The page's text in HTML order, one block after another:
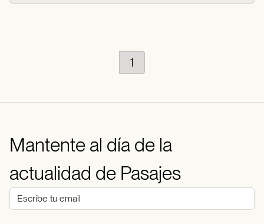
1
Mantente al día de la
actualidad de Pasajes